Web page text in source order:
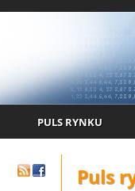
PULS RYNKU
Puls